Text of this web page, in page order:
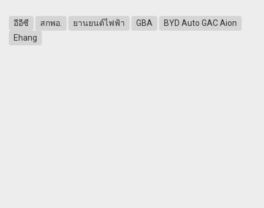
อีอีซี สกพอ. ยานยนต์ไฟฟ้า GBA
BYD Auto GAC Aion
Ehang